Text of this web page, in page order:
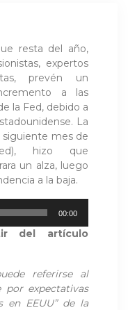
resta del año,
expertos
prevén un
a las
la Fed, debido a
La
siguiente mes de
hizo que
un alza, luego
a la baja.
00:00
del artículo
referirse al
expectativas
en EEUU” de la